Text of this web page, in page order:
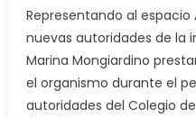
Representando al espacio
nuevas autoridades de la
Marina Mongiardino
el organismo durante el
autoridades del Colegio